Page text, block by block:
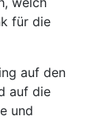
für die
auf den
auf die
und